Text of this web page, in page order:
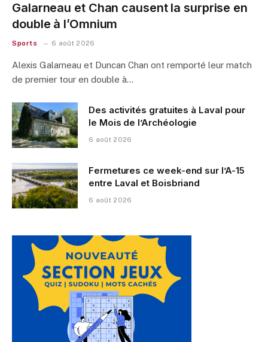
Galarneau et Chan causent la surprise en
double à l’Omnium
Sports 6 août 2026
Alexis Galarneau et Duncan Chan ont remporté leur match
de premier tour en double à…
Des activités gratuites à Laval pour
le Mois de l’Archéologie
6 août 2026
Fermetures ce week-end sur l’A-15
entre Laval et Boisbriand
6 août 2026